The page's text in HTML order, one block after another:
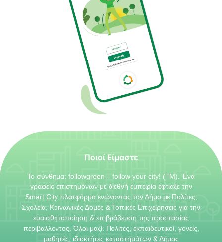
Ποιοί Είμαστε
Το σύνθημα: followgreen – follow your city! (TM). Ένα
γραφείο επιστημόνων με διεθνή εμπειρία έφτιαξε την
Smart City πλατφόρμα ενώνοντας τον Δήμο με Πολίτες,
Σχολεία, Κοινωνικές Δομές & Τοπικές Επιχείρησεις για την
ευαισθητοποίηση & επιβράβευση της προστασίας
περιβαλλοντος. Όλοι μαζί: Πολίτες, εκπαιδευτικοί, γονείς,
μαθητές, ιδιοκτήτες καταστημάτων & Δήμος